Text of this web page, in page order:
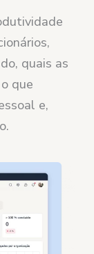
quais as
que
e,